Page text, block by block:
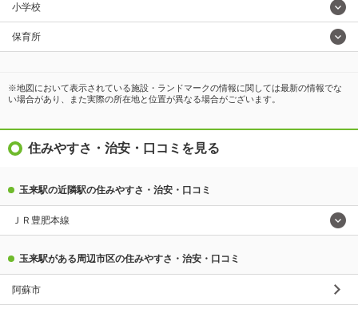
小学校
保育所
※地図において表示されている施設・ランドマークの情報に関しては最新の情報でな
い場合があり、また実際の所在地と位置が異なる場合がございます。
住みやすさ・治安・口コミを見る
玉来駅の近隣駅の住みやすさ・治安・口コミ
ＪＲ豊肥本線
玉来駅がある周辺市区の住みやすさ・治安・口コミ
阿蘇市